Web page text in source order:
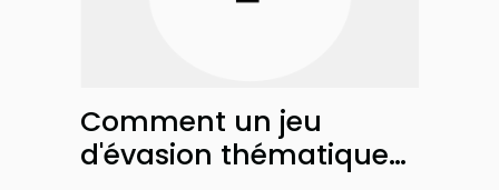
Comment un jeu
d'évasion thématique